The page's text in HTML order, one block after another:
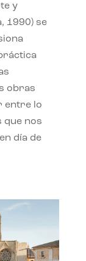
y
1990) se
obras
entre lo
que nos
día de